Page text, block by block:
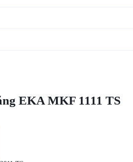
EKA MKF 1111 TS